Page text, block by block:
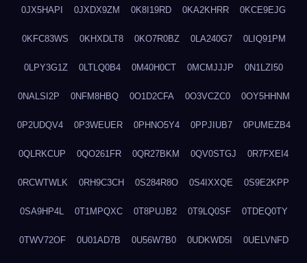
0JX5HAPI 0JXDX9ZM 0K8I19RD 0KA2KHRR 0KCE9EJG
0KFC83WS 0KHXDLT8 0KO7R0BZ 0LA240G7 0LIQ91PM
0LPY3G1Z 0LTLQ0B4 0M40H0CT 0MCMJJJP 0N1LZI50
0NALSI2P 0NFM8HBQ 0O1D2CFA 0O3VCZC0 0OY5HHNM
0P2UDQV4 0P3WEUER 0PHNO5Y4 0PPJIUB7 0PUMEZB4
0QLRKCUP 0QO261FR 0QR27BKM 0QV0STGJ 0R7FXEI4
0RCWTWLK 0RH9C3CH 0S284R8O 0S4IXXQE 0S9E2KPP
0SA9HP4L 0T1MPQXC 0T8PUJB2 0T9LQ0SF 0TDEQ0TY
0TWV72OF 0U01AD7B 0U56W7B0 0UDKWD5I 0UELVNFD